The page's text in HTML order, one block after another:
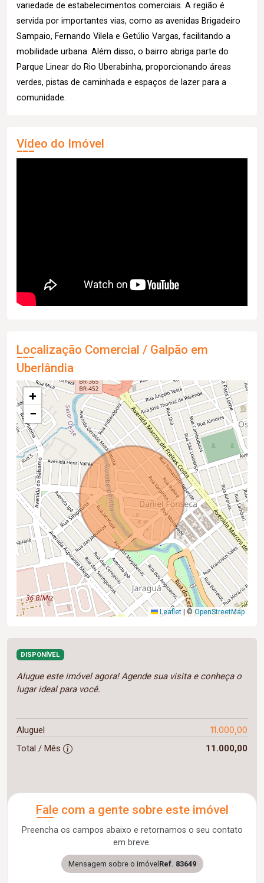
variedade de estabelecimentos comerciais. A região é
servida por importantes vias, como as avenidas Brigadeiro
Sampaio, Fernando Vilela e Getúlio Vargas, facilitando a
mobilidade urbana. Além disso, o bairro abriga parte do
Parque Linear do Rio Uberabinha, proporcionando áreas
verdes, pistas de caminhada e espaços de lazer para a
comunidade.
Vídeo do Imóvel
Localização Comercial / Galpão em
Uberlândia
+
−
Leaflet ©OpenStreetMap
DISPONÍVEL
Alugue este imóvel agora! Agende sua visita e conheça o
lugar ideal para você.
Aluguel 11.000,00
Total / Mês 11.000,00
Fale com a gente sobre este imóvel
Preencha os campos abaixo e retornamos o seu contato
em breve.
Mensagem sobre o imóvel Ref. 83649